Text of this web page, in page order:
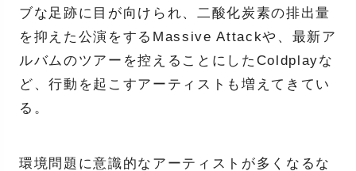
ブな足跡に目が向けられ、二酸化炭素の排出量
を抑えた公演をするMassive Attackや、最新ア
ルバムのツアーを控えることにしたColdplayな
ど、行動を起こすアーティストも増えてきてい
る。
環境問題に意識的なアーティストが多くなるな